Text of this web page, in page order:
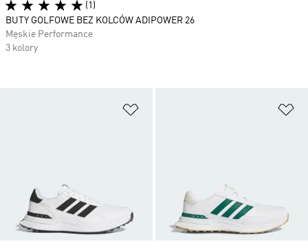
(1)
BUTY GOLFOWE BEZ KOLCÓW ADIPOWER 26
Męskie Performance
3 kolory